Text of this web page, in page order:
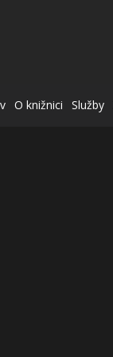
O knižnici Služby